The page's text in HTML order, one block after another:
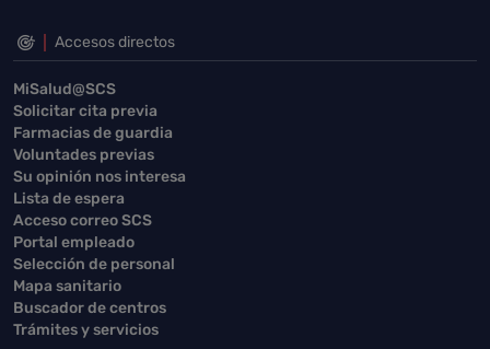
Accesos directos
MiSalud@SCS
Solicitar cita previa
Farmacias de guardia
Voluntades previas
Su opinión nos interesa
Lista de espera
Acceso correo SCS
Portal empleado
Selección de personal
Mapa sanitario
Buscador de centros
Trámites y servicios